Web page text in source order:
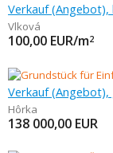
Verkauf
Vlková
100,00 EUR/m2
Verkauf (Angebot),
Hôrka
138 000,00 EUR